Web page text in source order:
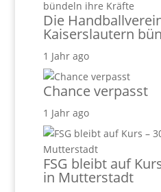
Die
Kaiserslautern
1 Jahr ago
Chance verpasst
1 Jahr ago
FSG bleibt auf
in Mutterstadt